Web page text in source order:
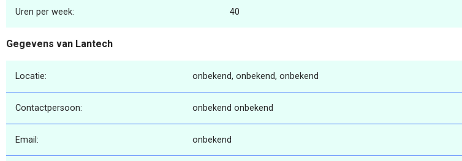
Uren per week: 40
Gegevens van Lantech
Locatie: onbekend, onbekend, onbekend
Contactpersoon: onbekend onbekend
Email: onbekend